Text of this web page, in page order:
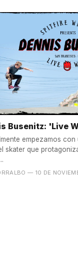
Busenitz: 'Live
empezamos
skater que
— 10 DE